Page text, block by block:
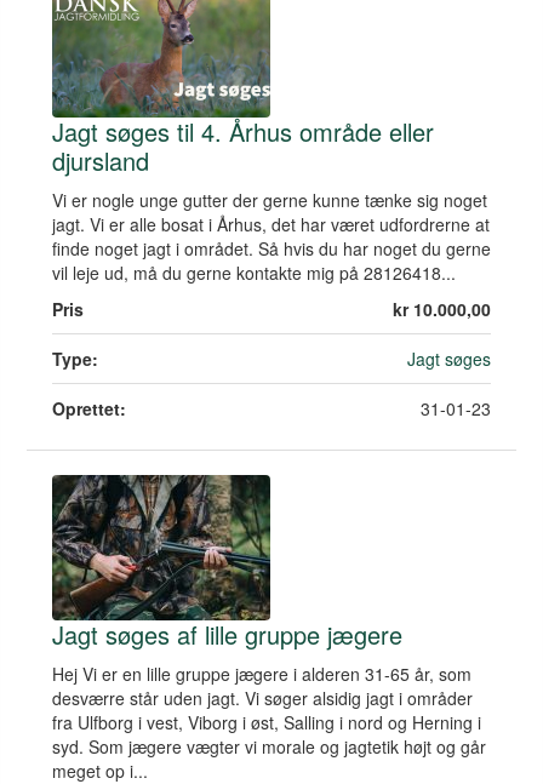
Jagt søges til 4. Århus område eller
djursland
Vi er nogle unge gutter der gerne kunne tænke sig noget
jagt. Vi er alle bosat i Århus, det har været udfordrerne at
finde noget jagt i området. Så hvis du har noget du gerne
vil leje ud, må du gerne kontakte mig på 28126418...
Pris
kr 10.000,00
Type: Jagt søges
Oprettet: 31-01-23
Jagt søges af lille gruppe jægere
Hej Vi er en lille gruppe jægere i alderen 31-65 år, som
desværre står uden jagt. Vi søger alsidig jagt i områder
fra Ulfborg i vest, Viborg i øst, Salling i nord og Herning i
syd. Som jægere vægter vi morale og jagtetik højt og går
meget op i...